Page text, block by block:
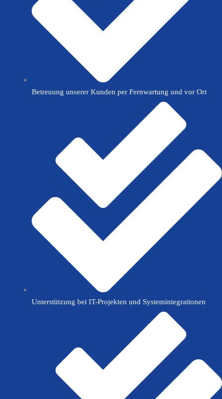
Betreuung unserer Kunden per Fernwartung und vor Ort
Unterstützung bei IT-Projekten und Systemintegrationen